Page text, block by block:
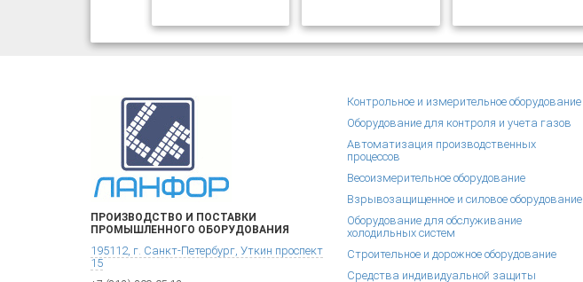
ПРОИЗВОДСТВО И ПОСТАВКИ
ПРОМЫШЛЕННОГО ОБОРУДОВАНИЯ
195112, г. Санкт-Петербург, Уткин проспект
15
Контрольное и измерительное оборудование
Оборудование для контроля и учета газов
Автоматизация производственных
процессов
Весоизмерительное оборудование
Взрывозащищенное и силовое оборудование
Оборудование для обслуживание
холодильных систем
Строительное и дорожное оборудование
Средства индивидуальной защиты